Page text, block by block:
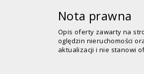
Nota prawna
Opis oferty zawarty na
oględzin nieruchomości
aktualizacji i nie stanowi